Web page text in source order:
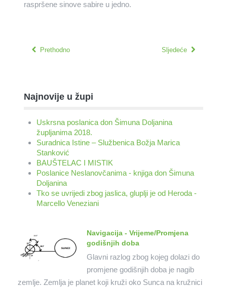
raspršene sinove sabire u jedno.
Prethodno Sljedeće
Najnovije u župi
Uskrsna poslanica don Šimuna Doljanina
župljanima 2018.
Suradnica Istine – Službenica Božja Marica
Stanković
BAUŠTELAC I MISTIK
Poslanice Neslanovčanima - knjiga don Šimuna
Doljanina
Tko se uvrijedi zbog jaslica, gluplji je od Heroda -
Marcello Veneziani
Navigacija - Vrijeme/Promjena
godišnjih doba
Glavni razlog zbog kojeg dolazi do
promjene godišnjih doba je nagib
zemlje. Zemlja je planet koji kruži oko Sunca na kružnici